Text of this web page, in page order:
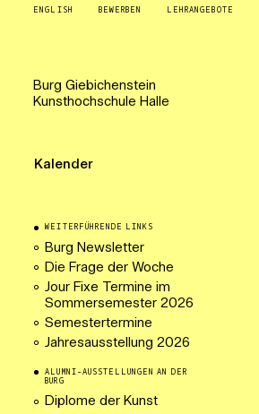
ENGLISH BEWERBEN LEHRANGEBOTE
Burg Giebichenstein
Kunsthochschule Halle
Kalender
WEITERFÜHRENDE LINKS
Burg Newsletter
Die Frage der Woche
Jour Fixe Termine im
Sommersemester 2026
Semestertermine
Jahresausstellung 2026
ALUMNI-AUSSTELLUNGEN AN DER
BURG
Diplome der Kunst